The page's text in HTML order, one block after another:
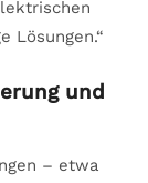
Lösungen.“
und
– etwa